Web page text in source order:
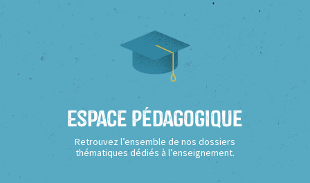
Espace Pédagogique
Retrouvez l’ensemble de nos dossiers
thématiques dédiés à l’enseignement.